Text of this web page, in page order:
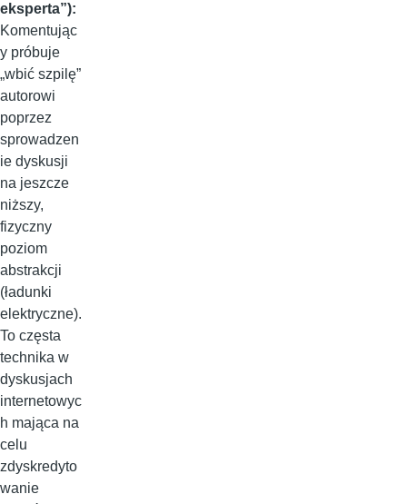
eksperta”):
Komentując
y próbuje
„wbić szpilę”
autorowi
poprzez
sprowadzen
ie dyskusji
na jeszcze
niższy,
fizyczny
poziom
abstrakcji
(ładunki
elektryczne).
To częsta
technika w
dyskusjach
internetowyc
h mająca na
celu
zdyskredyto
wanie